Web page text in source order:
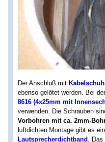
Der Anschluß mit
ebenso gelötet werden. Bei
8616 (4x25mm mit
verwenden. Die Schrauben
Vorbohren mit ca. 2mm-
luftdichten Montage gibt es
Lautsprecherdichtband . Das